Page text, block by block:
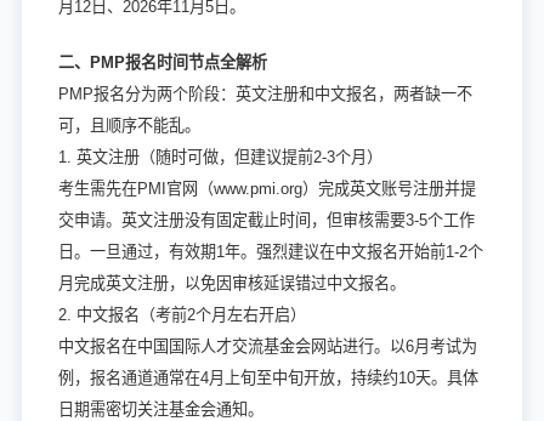
月12日、2026年11月5日。
二、PMP报名时间节点全解析
PMP报名分为两个阶段：英文注册和中文报名，两者缺一不
可，且顺序不能乱。
1. 英文注册（随时可做，但建议提前2-3个月）
考生需先在PMI官网（www.pmi.org）完成英文账号注册并提
交申请。英文注册没有固定截止时间，但审核需要3-5个工作
日。一旦通过，有效期1年。强烈建议在中文报名开始前1-2个
月完成英文注册，以免因审核延误错过中文报名。
2. 中文报名（考前2个月左右开启）
中文报名在中国国际人才交流基金会网站进行。以6月考试为
例，报名通道通常在4月上旬至中旬开放，持续约10天。具体
日期需密切关注基金会通知。